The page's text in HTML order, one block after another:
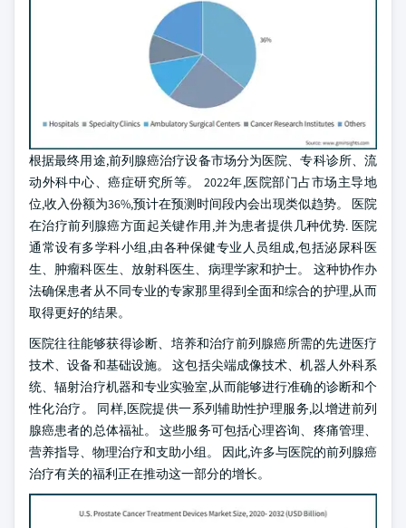
根据最终用途,前列腺癌治疗设备市场分为医院、专科诊所、流
动外科中心、癌症研究所等。 2022年,医院部门占市场主导地
位,收入份额为36%,预计在预测时间段内会出现类似趋势。 医院
在治疗前列腺癌方面起关键作用,并为患者提供几种优势. 医院
通常设有多学科小组,由各种保健专业人员组成,包括泌尿科医
生、肿瘤科医生、放射科医生、病理学家和护士。 这种协作办
法确保患者从不同专业的专家那里得到全面和综合的护理,从而
取得更好的结果。
医院往往能够获得诊断、培养和治疗前列腺癌所需的先进医疗
技术、设备和基础设施。 这包括尖端成像技术、机器人外科系
统、辐射治疗机器和专业实验室,从而能够进行准确的诊断和个
性化治疗。 同样,医院提供一系列辅助性护理服务,以增进前列
腺癌患者的总体福祉。 这些服务可包括心理咨询、疼痛管理、
营养指导、物理治疗和支助小组。 因此,许多与医院的前列腺癌
治疗有关的福利正在推动这一部分的增长。